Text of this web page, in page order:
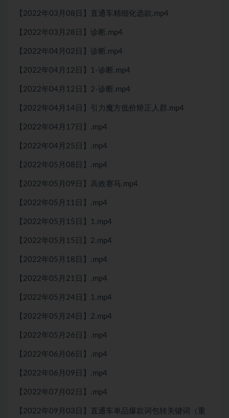
【2022年03月08日】直通车精细化选款.mp4
【2022年03月28日】诊断.mp4
【2022年04月02日】诊断.mp4
【2022年04月12日】1-诊断.mp4
【2022年04月12日】2-诊断.mp4
【2022年04月14日】引力魔方低价矫正人群.mp4
【2022年04月17日】.mp4
【2022年04月25日】.mp4
【2022年05月08日】.mp4
【2022年05月09日】高效赛马.mp4
【2022年05月11日】.mp4
【2022年05月15日】1.mp4
【2022年05月15日】2.mp4
【2022年05月18日】.mp4
【2022年05月21日】.mp4
【2022年05月24日】1.mp4
【2022年05月24日】2.mp4
【2022年05月26日】.mp4
【2022年06月06日】.mp4
【2022年06月09日】.mp4
【2022年07月02日】.mp4
【2022年09月03日】直通车单品爆款词包转关键词（重